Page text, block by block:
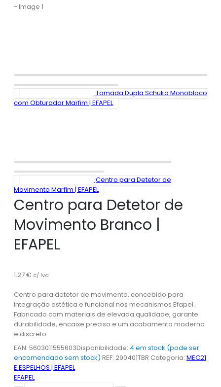
Tomada Dupla Schuko Monobloco
com Obturador Marfim | EFAPEL
Centro para Detetor de
Movimento Marfim | EFAPEL
Centro para Detetor de
Movimento Branco |
EFAPEL
1.27€ c/ Iva
Centro para detetor de movimento, concebido para
integração estética e funcional nos mecanismos Efapel.
Fabricado com materiais de elevada qualidade, garante
durabilidade, encaixe preciso e um acabamento moderno
e discreto.
EAN: 5603011555603Disponibilidade: 4 em stock (pode ser
encomendado sem stock) REF: 290401TBR Categoria: MEC21
E ESPELHOS | EFAPEL
EFAPEL